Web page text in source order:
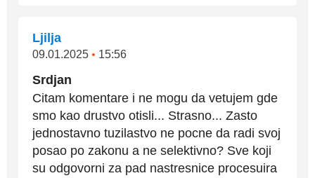
Ljilja
09.01.2025 • 15:56
Srdjan
Citam komentare i ne mogu da vetujem gde
smo kao drustvo otisli... Strasno... Zasto
jednostavno tuzilastvo ne pocne da radi svoj
posao po zakonu a ne selektivno? Sve koji
su odgovorni za pad nastresnice procesuira